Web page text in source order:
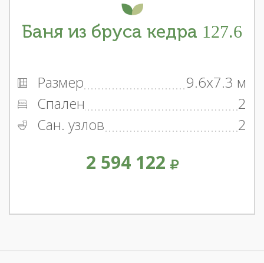
Баня из бруса кедра 127.6
Размер
9.6x7.3 м
Спален
2
Сан. узлов
2
2 594 122